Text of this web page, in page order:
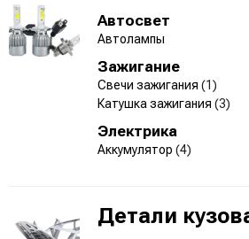
Автосвет
Автолампы
Зажигание
Свечи зажигания (1)
Катушка зажигания (3)
Электрика
Аккумулятор (4)
Детали